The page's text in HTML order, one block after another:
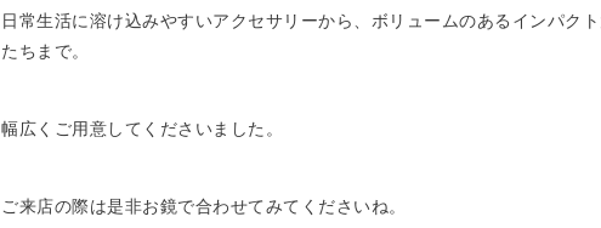
日常生活に溶け込みやすいアクセサリーから、ボリュームのあるインパク
たちまで。
幅広くご用意してくださいました。
ご来店の際は是非お鏡で合わせてみてくださいね。